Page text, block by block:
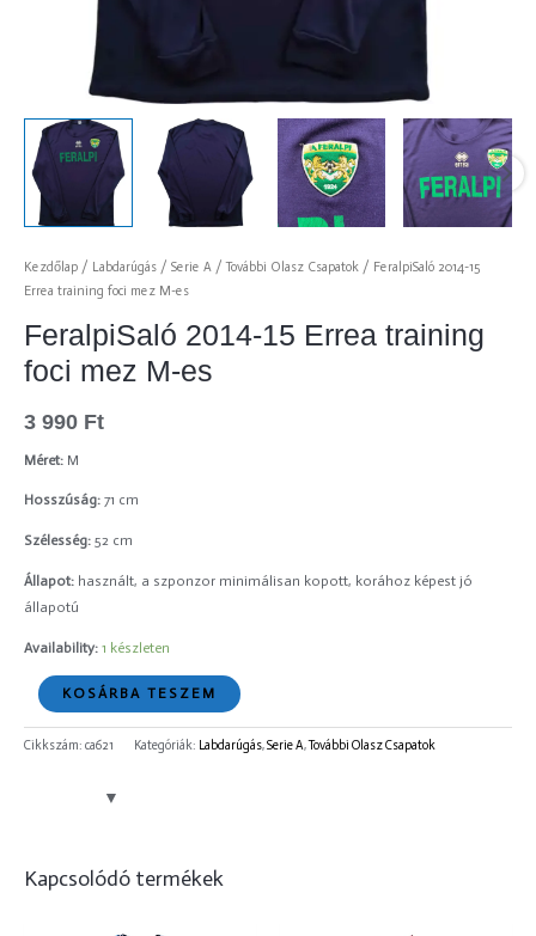
Kezdőlap / Labdarúgás / Serie A /További Olasz Csapatok / FeralpiSaló 2014-15
Errea training foci mez M-es
FeralpiSaló 2014-15 Errea training
foci mez M-es
3 990 Ft
Méret: M
Hosszúság: 71 cm
Szélesség: 52 cm
Állapot: használt, a szponzor minimálisan kopott, korához képest jó
állapotú
Availability: 1 készleten
KOSÁRBA TESZEM
Cikkszám: ca621 Kategóriák: Labdarúgás,Serie A,További Olasz Csapatok
Kapcsolódó termékek